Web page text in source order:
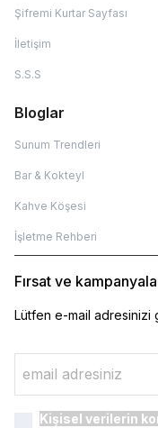
Şifremi Kurtar Sayfası
İletişim
S.S.S
Bloglar
Sunum Trendleri
Bar & Kokteyl
Kahve Köşesi
İşletme Rehberi
Fırsat ve
Lütfen e-mail adresinizi
Kişisel verilerin